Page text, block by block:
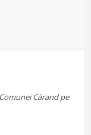
Cărand pe